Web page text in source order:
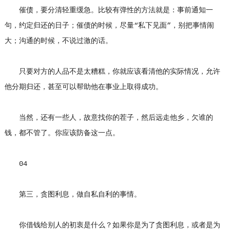
催债，要分清轻重缓急。比较有弹性的方法就是：事前通知一
句，约定归还的日子；催债的时候，尽量“私下见面”，别把事情闹
大；沟通的时候，不说过激的话。
只要对方的人品不是太糟糕，你就应该看清他的实际情况，允许
他分期归还，甚至可以帮助他在事业上取得成功。
当然，还有一些人，故意找你的茬子，然后远走他乡，欠谁的
钱，都不管了。你应该防备这一点。
04
第三，贪图利息，做自私自利的事情。
你借钱给别人的初衷是什么？如果你是为了贪图利息，或者是为